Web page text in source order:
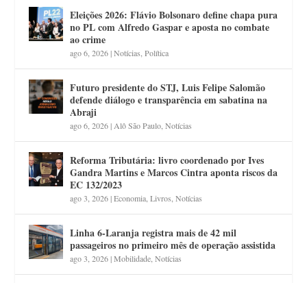
Eleições 2026: Flávio Bolsonaro define chapa pura
no PL com Alfredo Gaspar e aposta no combate
ao crime
ago 6, 2026|Notícias ,Política
Futuro presidente do STJ, Luis Felipe Salomão
defende diálogo e transparência em sabatina na
Abraji
ago 6, 2026| Alô São Paulo ,Notícias
Reforma Tributária: livro coordenado por Ives
Gandra Martins e Marcos Cintra aponta riscos da
EC 132/2023
ago 3, 2026|Economia ,Livros ,Notícias
Linha 6-Laranja registra mais de 42 mil
passageiros no primeiro mês de operação assistida
ago 3, 2026|Mobilidade ,Notícias